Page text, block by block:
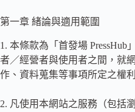
第一章 緒論與適用範圍
1. 本條款為「首發場
者／經營者與使用者之間，就
作、資料蒐集等事項所定之權
2. 凡使用本網站之服務（包括